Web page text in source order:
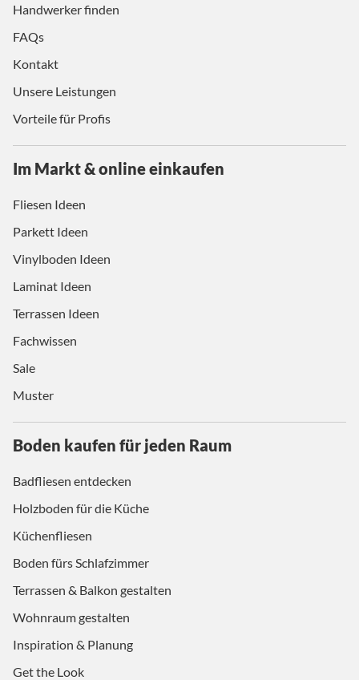
Handwerker finden
FAQs
Kontakt
Unsere Leistungen
Vorteile für Profis
Im Markt & online einkaufen
Fliesen Ideen
Parkett Ideen
Vinylboden Ideen
Laminat Ideen
Terrassen Ideen
Fachwissen
Sale
Muster
Boden kaufen für jeden Raum
Badfliesen entdecken
Holzboden für die Küche
Küchenfliesen
Boden fürs Schlafzimmer
Terrassen & Balkon gestalten
Wohnraum gestalten
Inspiration & Planung
Get the Look